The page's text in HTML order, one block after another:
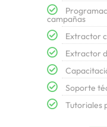
campañas
Extractor
Extractor
Soporte
Tutoriales